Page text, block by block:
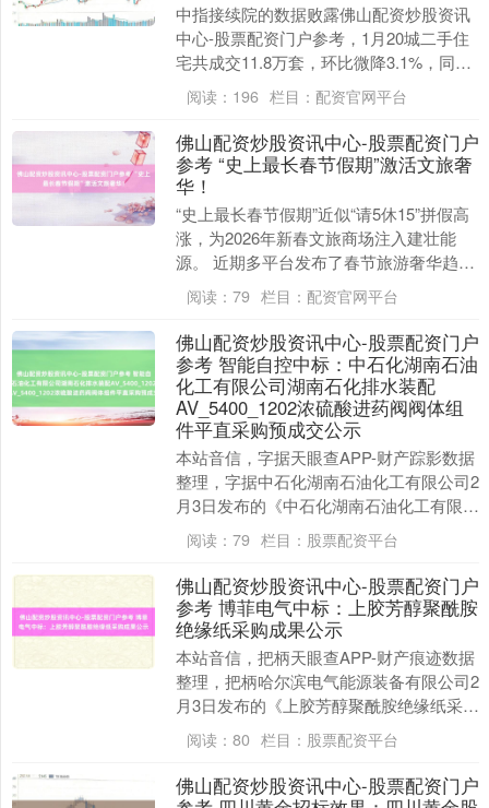
中指接续院的数据败露佛山配资炒股资讯
中心-股票配资门户参考，1月20城二手住
宅共成交11.8万套，环比微降3.1%，同比
增长15.3%，市聚积座来往保握一定活
跃....
阅读： 196 栏目： 配资官网平台
佛山配资炒股资讯中心-股票配资门户
参考 “史上最长春节假期”激活文旅奢
华！
“史上最长春节假期”近似“请5休15”拼假高
涨，为2026年新春文旅商场注入建壮能
源。 近期多平台发布了春节旅游奢华趋势
解说。数据走漏，春节机票、旅社等文旅
产物....
阅读： 79 栏目： 配资官网平台
佛山配资炒股资讯中心-股票配资门户
参考 智能自控中标：中石化湖南石油
化工有限公司湖南石化排水装配
AV_5400_1202浓硫酸进药阀阀体组
件平直采购预成交公示
本站音信，字据天眼查APP-财产踪影数据
整理，字据中石化湖南石油化工有限公司2
月3日发布的《中石化湖南石油化工有限公
司湖南石化排水装配AV_5400_1202浓....
阅读： 79 栏目： 股票配资平台
佛山配资炒股资讯中心-股票配资门户
参考 博菲电气中标：上胶芳醇聚酰胺
绝缘纸采购成果公示
本站音信，把柄天眼查APP-财产痕迹数据
整理，把柄哈尔滨电气能源装备有限公司2
月3日发布的《上胶芳醇聚酰胺绝缘纸采购
成果公示》实质走漏，浙江博菲电气股份
有限公司....
阅读： 80 栏目： 股票配资平台
佛山配资炒股资讯中心-股票配资门户